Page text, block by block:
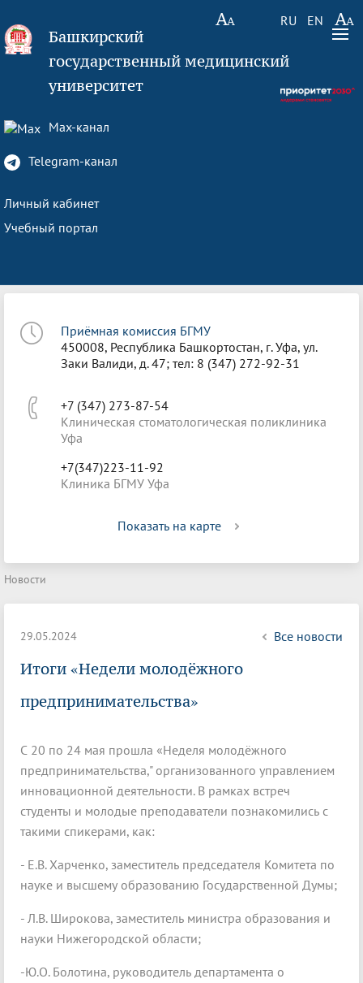
RU EN
Башкирский
государственный медицинский
университет
Max-канал
Telegram-канал
Личный кабинет
Учебный портал
Приёмная комиссия БГМУ
450008, Республика Башкортостан, г. Уфа, ул.
Заки Валиди, д. 47; тел: 8 (347) 272-92-31
+7 (347) 273-87-54
Клиническая стоматологическая поликлиника
Уфа
+7(347)223-11-92
Клиника БГМУ Уфа
Показать на карте
Новости
29.05.2024 Все новости
Итоги «Недели молодёжного
предпринимательства»
С 20 по 24 мая прошла «Неделя молодёжного
предпринимательства," организованного управлением
инновационной деятельности. В рамках встреч
студенты и молодые преподаватели познакомились с
такими спикерами, как:
- Е.В. Харченко, заместитель председателя Комитета по
науке и высшему образованию Государственной Думы;
- Л.В. Широкова, заместитель министра образования и
науки Нижегородской области;
-Ю.О. Болотина, руководитель департамента о